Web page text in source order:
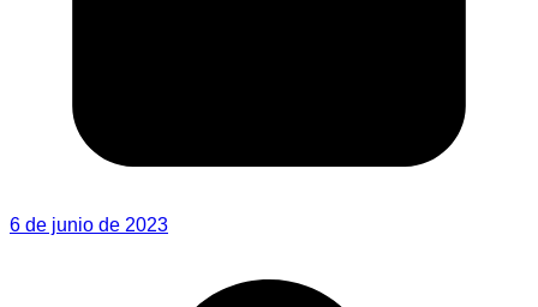
6 de junio de 2023